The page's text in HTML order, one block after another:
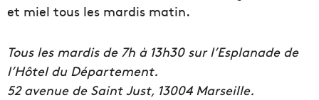
et miel tous les mardis matin.
Tous les mardis de 7h à 13h30 sur l’Esplanade de
l’Hôtel du Département.
52 avenue de Saint Just, 13004 Marseille.